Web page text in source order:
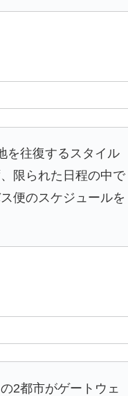
を往復するスタイル
限られた日程の中で
便のスケジュールを
2都市がゲートウェ